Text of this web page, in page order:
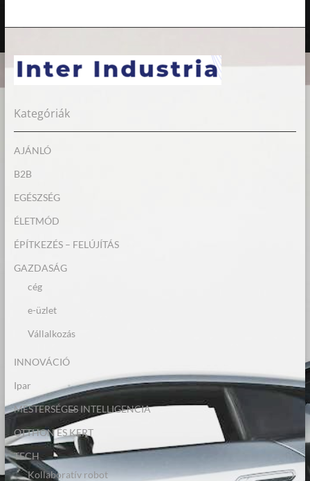
Kategóriák
AJÁNLÓ
B2B
EGÉSZSÉG
ÉLETMÓD
ÉPÍTKEZÉS – FELÚJÍTÁS
GAZDASÁG
cég
e-üzlet
Vállalkozás
INNOVÁCIÓ
Ipar
MESTERSÉGES INTELLIGENCIA
OTTHON ÉS KERT
TECH
Kollaboratív robot